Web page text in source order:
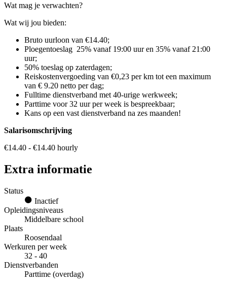
Wat mag je verwachten?
Wat wij jou bieden:
Bruto uurloon van €14.40;
Ploegentoeslag 25% vanaf 19:00 uur en 35% vanaf 21:00
uur;
50% toeslag op zaterdagen;
Reiskostenvergoeding van €0,23 per km tot een maximum
van € 9.20 netto per dag;
Fulltime dienstverband met 40-urige werkweek;
Parttime voor 32 uur per week is bespreekbaar;
Kans op een vast dienstverband na zes maanden!
Salarisomschrijving
€14.40 - €14.40 hourly
Extra informatie
Status
Inactief
Opleidingsniveaus
Middelbare school
Plaats
Roosendaal
Werkuren per week
32 - 40
Dienstverbanden
Parttime (overdag)